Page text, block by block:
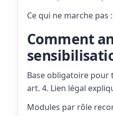
Ce qui ne marche
Comment
Base obligatoire pour
art. 4. Lien légal
Modules par rôle